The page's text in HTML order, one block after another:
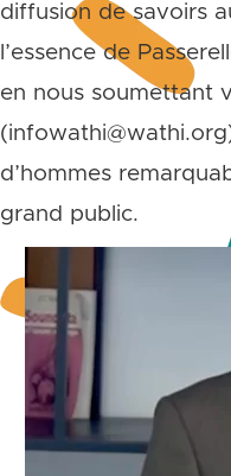
diffusion de savoirs
l’essence de
en nous soumettant
d’hommes
grand public.